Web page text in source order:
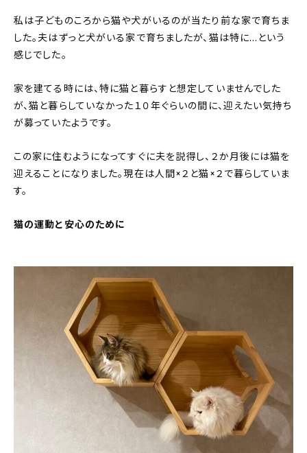
私は子どものころから猫や犬がいるのが当たり前な家で育ちま
した。夫はずっと犬がいる家で育ちましたが、猫は特に…という
感じでした。
家を建てる時には、特に猫と暮らすと想定していませんでした
が、猫と暮らしていなかった１０年ぐらいの間に、迎えたい気持ち
が募っていたようです。
この家に住むようになってすぐに夫を説得し、２か月後には猫を
迎えることになりました。現在は人間×２と猫×２で暮らしていま
す。
猫の運動と安心のために